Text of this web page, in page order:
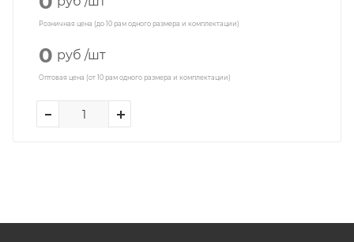
Розничная цена (до 10 рам одного размера и комплектации)
0 руб /шт
Оптовая цена (от 10 рам одного размера и комплектации)